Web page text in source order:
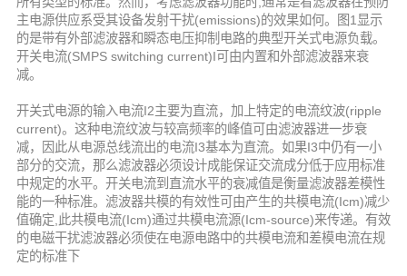
主电源供应系受其设备发射干扰(emissions)的效果如何。图1显示
的是带有外部滤波器和瞬态电压抑制电路的典型开关式电源负载。
开关电流(SMPS switching current)I可由内置和外部滤波器来衰
减。
开关式电源的输入电流I2主要为直流，加上特定的电流纹波(ripple
current)。这种电流纹波与较高频率的峰值可由滤波器进一步衰
减，因此从电源总线流出的电流I3基本为直流。如果I3中仍有一小
部分的交流，那么滤波器必须设计成能保证交流成分低于应用标准
中规定的水平。开关电流到直流水平的衰减值是衡量滤波器差模性
能的一种标准。滤波器共模的有效性可由产生的共模电流(Icm)减少
值确定,此共模电流(Icm)通过共模电流源(Icm-source)来传递。有效
的电磁干扰滤波器必须使在电源电路中的共模电流和差模电流在规
定的标准下